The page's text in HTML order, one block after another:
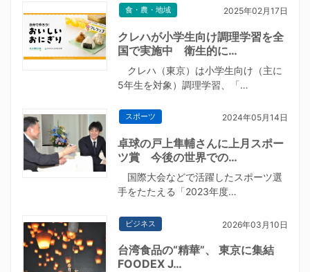
食・農・地域 2025年02月17日
クレハが小学生向け調理学習を全
国で実施中 衛生的に…
クレハ（東京）は小学生向け（主に
5年生を対象）調理学習、「…
スポーツ 2024年05月14日
卓球の戸上隼輔さんに上月スポー
ツ賞 今後の世界での…
国際大会などで活躍したスポーツ選
手をたたえる「2023年度…
ビジネス 2026年03月10日
台湾食品の“精華”、 東京に集結
FOODEX J…